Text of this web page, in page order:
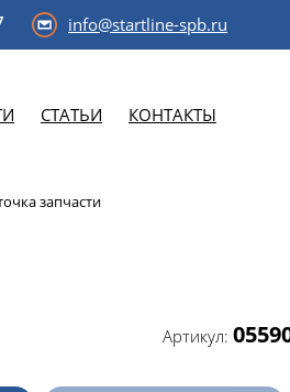
info@startline-spb.ru
СТАТЬИ КОНТАКТЫ
запчасти
Артикул: